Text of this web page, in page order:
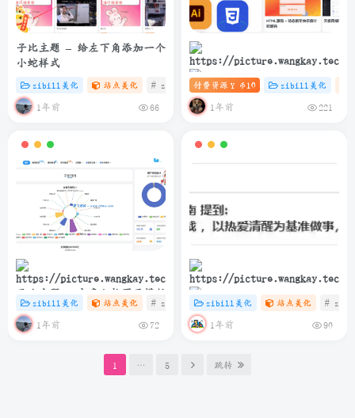
子比主题 – 给左下角添加一个
小蛇样式
zibill美化 站点美化 # zibll # C # HTML
1年前 66
子比主题 – 滚动图标推荐卡片
（第三版）
付费资源 Y 币 10 zibill美化
1年前 221
子比主题 – 文章归档页面模版
zibill美化 站点美化 # zibll # C # java
1年前 72
简洁而美丽：如何在博客中优
雅展示网易云热评
zibill美化 站点美化 #
1年前 90
1 … 5 跳转